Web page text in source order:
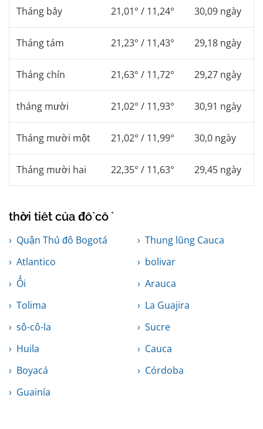
Tháng bảy 21,01° / 11,24° 30,09 ngày
Tháng tám 21,23° / 11,43° 29,18 ngày
Tháng chín 21,63° / 11,72° 29,27 ngày
tháng mười 21,02° / 11,93° 30,91 ngày
Tháng mười một 21,02° / 11,99° 30,0 ngày
Tháng mười hai 22,35° / 11,63° 29,45 ngày
thời tiết của đồ cổ
Quận Thủ đô Bogotá
Thung lũng Cauca
Atlantico
bolivar
Ổi
Arauca
Tolima
La Guajira
sô-cô-la
Sucre
Huila
Cauca
Boyacá
Córdoba
Guainía